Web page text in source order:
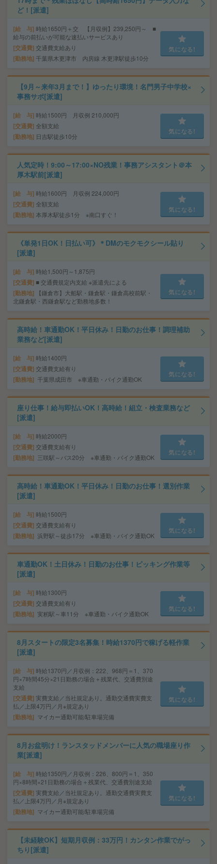
ど！[派遣]
給 与 時給1650円＋交 【月収例】239,250円～ ■
給与の前払いが可能な速払いサービスあり
交通費 交通費支給あり
勤務地 千葉県木更津市 内房線 木更津駅徒歩10分
気になる!
【9月～来年3月まで！】ゆったり環境！名門男子中学校×
事務サポ[派遣]
給 与 時給1500円 月収例 210,000円
交通費 全額支給
勤務地 日吉駅徒歩10分
気になる!
人気定時！9:00～17:00×NO残業！事務アシスタント＠本
厚木駅前[派遣]
給 与 時給1600円 月収例 224,000円
交通費 全額支給
勤務地 本厚木駅徒歩1分 ※南口すぐ！
気になる!
《単発1日OK！日払い可》＊DMのモクモクシール貼り
[派遣]
給 与 時給1,500円～1,875円
交通費 ■ 交通費規定内支給 ※派遣先による
勤務地
【鎌倉市】大船駅・鎌倉駅・鎌倉高校前駅・
北鎌倉駅・西鎌倉駅など勤務地多数！
気になる!
高時給！車通勤OK！平日休み！日勤のお仕事！調理補助
業務など[派遣]
給 与 時給1400円
交通費 交通費支給有り
勤務地 千葉県成田市 ※車通勤・バイク通勤OK
気になる!
座り仕事！給与即払いOK！高時給！組立・検査業務など
[派遣]
給 与 時給2000円
交通費 交通費支給有り
勤務地 三咲駅～バス20分 ※車通勤・バイク通勤OK
気になる!
高時給！車通勤OK！平日休み！日勤のお仕事！選別作業
[派遣]
給 与 時給1500円
交通費 交通費支給有り
勤務地 浜野駅～徒歩17分 ※車通勤・バイク通勤OK
気になる!
車通勤OK！土日休み！日勤のお仕事！ピッキング作業等
[派遣]
給 与 時給1300円
交通費 交通費支給有り
勤務地 実籾駅～車11分 ※車通勤・バイク通勤OK
気になる!
8月スタートの限定3名募集！時給1370円で稼げる軽作業
[派遣]
給 与 時給1370円／月収例：222、968円＝1、370
円×7時間45分×21日勤務の場合＋残業代、交通費別途
支給
交通費 実費支給／当社規定あり。通勤交通費実費支
払／上限4万円／月※規定あり
勤務地 マイカー通勤可能/駐車場完備
気になる!
8月お盆明け！ランスタッドメンバーに人気の職場座り作
業[派遣]
給 与 時給1350円／月収例：226、800円＝1、350
円×8時間×21日勤務の場合＋残業代、交通費別途支給
交通費 実費支給／当社規定あり。通勤交通費実費支
払／上限4万円／月※規定あり
勤務地 マイカー通勤可能/駐車場完備
気になる!
【未経験OK】短期月収例：33万円！カンタン作業でがっ
ちり[派遣]